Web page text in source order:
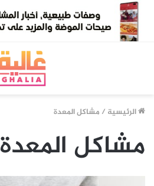
الرئيسية / مشاكل المعدة
مشاكل المعدة